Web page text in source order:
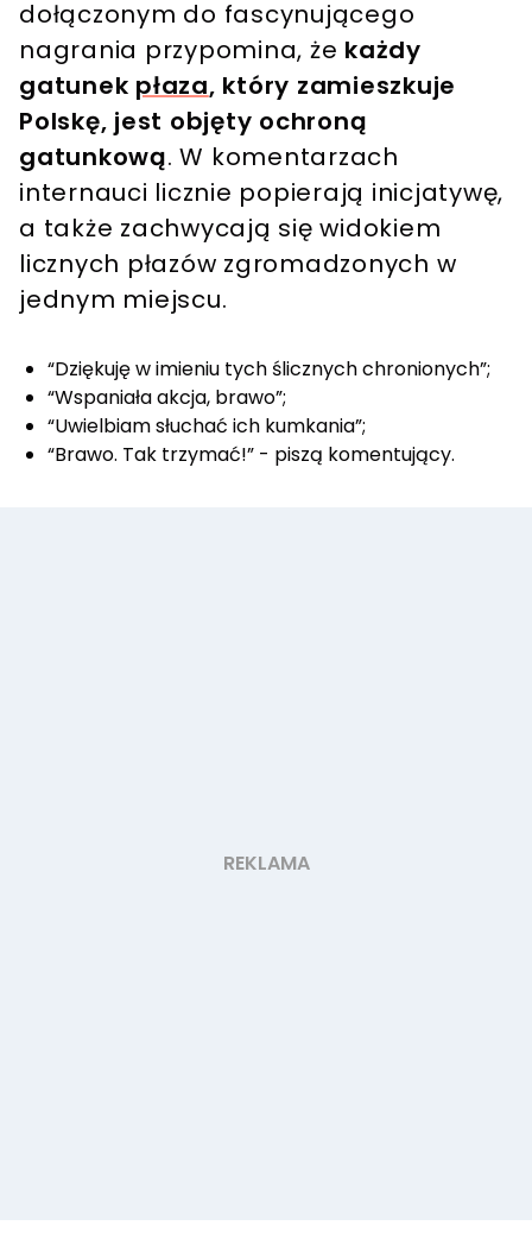
dołączonym do fascynującego
nagrania przypomina, że każdy
gatunek płaza, który zamieszkuje
Polskę, jest objęty ochroną
gatunkową. W komentarzach
internauci licznie popierają inicjatywę,
a także zachwycają się widokiem
licznych płazów zgromadzonych w
jednym miejscu.
“Dziękuję w imieniu tych ślicznych chronionych”;
“Wspaniała akcja, brawo”;
“Uwielbiam słuchać ich kumkania”;
“Brawo. Tak trzymać!” - piszą komentujący.